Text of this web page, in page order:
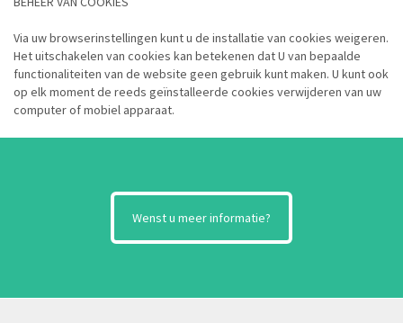
Via uw browserinstellingen kunt u de installatie van cookies weigeren.
Het uitschakelen van cookies kan betekenen dat U van bepaalde
functionaliteiten van de website geen gebruik kunt maken. U kunt ook
op elk moment de reeds geïnstalleerde cookies verwijderen van uw
computer of mobiel apparaat.
Wenst u meer informatie?